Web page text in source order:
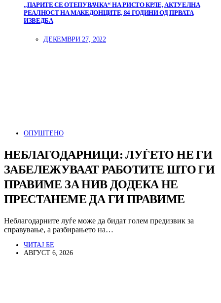
„ПАРИТЕ СЕ ОТЕПУВАЧКА“ НА РИСТО КРЛЕ, АКТУЕЛНА
РЕАЛНОСТ НА МАКЕДОНЦИТЕ, 84 ГОДИНИ ОД ПРВАТА
ИЗВЕДБА
ДЕКЕМВРИ 27, 2022
ОПУШТЕНО
НЕБЛАГОДАРНИЦИ: ЛУЃЕТО НЕ ГИ
ЗАБЕЛЕЖУВААТ РАБОТИТЕ ШТО ГИ
ПРАВИМЕ ЗА НИВ ДОДЕКА НЕ
ПРЕСТАНЕМЕ ДА ГИ ПРАВИМЕ
Неблагодарните луѓе може да бидат голем предизвик за
справување, а разбирањето на…
ЧИТАЈ БЕ
АВГУСТ 6, 2026